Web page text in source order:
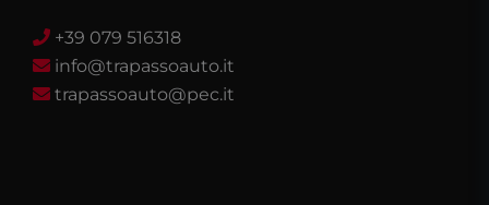
+39 079 516318
info@trapassoauto.it
trapassoauto@pec.it